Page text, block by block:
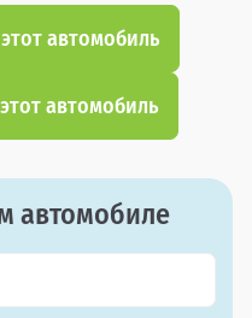
автомобиль
автомобиль
автомобиле